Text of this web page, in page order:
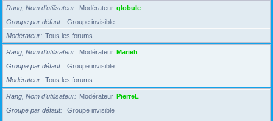
Rang, Nom d’utilisateur Modérateur globule
Groupe par défaut
Groupe invisible
Modérateur
Tous les forums
Rang, Nom d’utilisateur Modérateur Marieh
Groupe par défaut
Groupe invisible
Modérateur
Tous les forums
Rang, Nom d’utilisateur Modérateur PierreL
Groupe par défaut
Groupe invisible